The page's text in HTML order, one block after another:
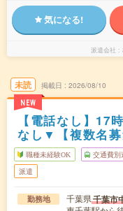
気になる!
派遣会社
未読
NEW
掲載日 2026/08/10
【電話なし】17
なし▼【複数名
職種未経験OK 交通費別
派遣
勤務地 千葉県千葉市